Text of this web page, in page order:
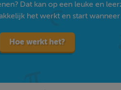
Dat kan op een leuke en
het werkt en start
Hoe werkt het?